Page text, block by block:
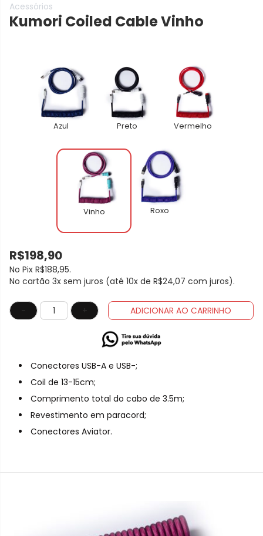
Acessórios
Kumori Coiled CableVinho
Azul Preto Vermelho
Vinho Roxo
R$198,90
No Pix R$188,95.
No cartão 3x sem juros (até 10x de R$24,07 com juros).
- + ADICIONAR AO CARRINHO
Conectores USB-A e USB-;
Coil de 13-15cm;
Comprimento total do cabo de 3.5m;
Revestimento em paracord;
Conectores Aviator.